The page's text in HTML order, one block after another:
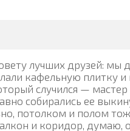
лучших друзей: мы
кафельную плитку
случился —
собирались ее
потолком и полом
и коридор, думаю,